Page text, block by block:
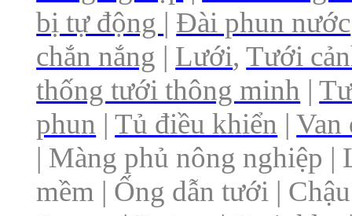
bị tự động | Đài phun nước
chắn nắng | Lưới,Tưới
thống tưới thông minh |
phun |Tủ điều khiển |Van
| Màng phủ nông nghiệp |
mềm | Ống dẫn tưới |